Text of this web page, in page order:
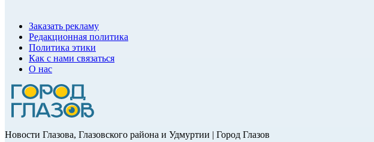
Заказать рекламу
Редакционная политика
Политика этики
Как с нами связаться
О нас
Новости Глазова, Глазовского района и Удмуртии | Город Глазов